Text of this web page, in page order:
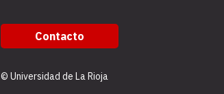
Contacto
© Universidad de La Rioja